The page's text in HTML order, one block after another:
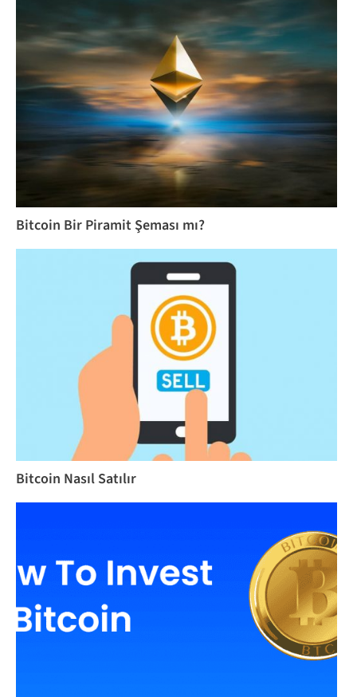
Bitcoin Bir Piramit Şeması mı?
Bitcoin Nasıl Satılır